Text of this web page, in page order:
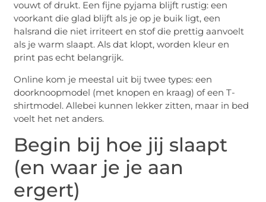
vouwt of drukt. Een fijne pyjama blijft rustig: een
voorkant die glad blijft als je op je buik ligt, een
halsrand die niet irriteert en stof die prettig aanvoelt
als je warm slaapt. Als dat klopt, worden kleur en
print pas echt belangrijk.
Online kom je meestal uit bij twee types: een
doorknoopmodel (met knopen en kraag) of een T-
shirtmodel. Allebei kunnen lekker zitten, maar in bed
voelt het net anders.
Begin bij hoe jij slaapt
(en waar je je aan
ergert)